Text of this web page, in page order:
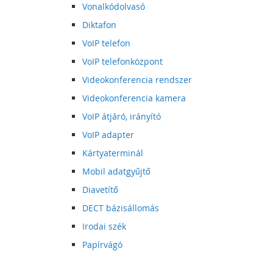
Vonalkódolvasó
Diktafon
VoIP telefon
VoIP telefonközpont
Videokonferencia rendszer
Videokonferencia kamera
VoIP átjáró, irányító
VoIP adapter
Kártyaterminál
Mobil adatgyűjtő
Diavetítő
DECT bázisállomás
Irodai szék
Papírvágó